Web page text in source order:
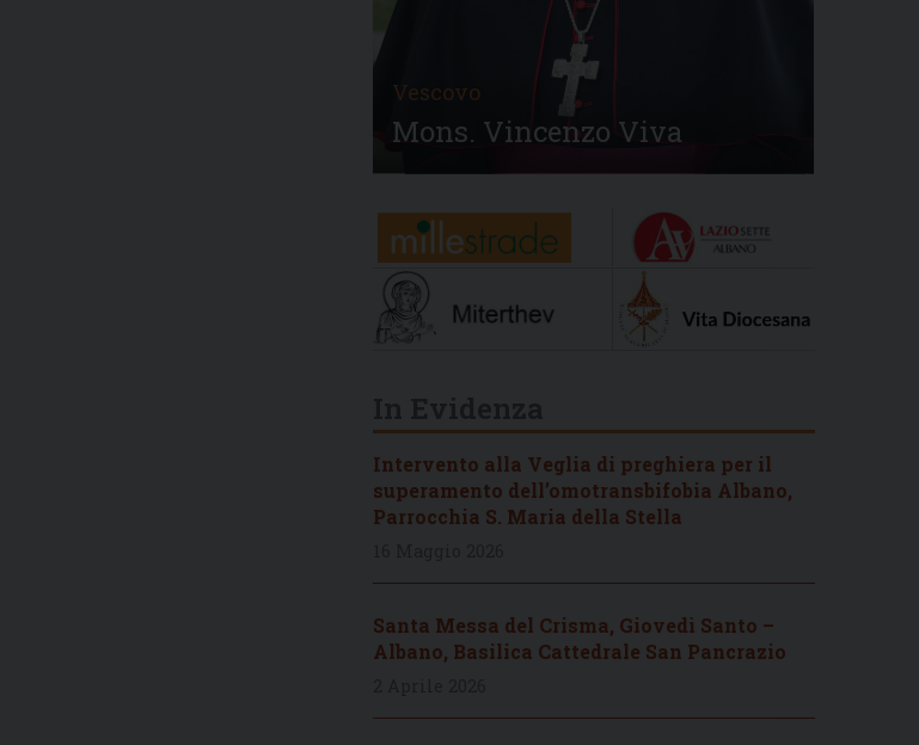
Vescovo
Mons. Vincenzo Viva
Intervento alla Veglia di preghiera per il
superamento dell’omotransbifobia Albano,
Parrocchia S. Maria della Stella
Santa Messa del Crisma, Giovedì Santo –
Albano, Basilica Cattedrale San Pancrazio